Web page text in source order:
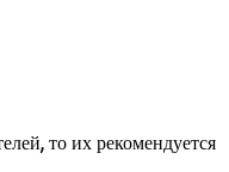
то их рекомендуется